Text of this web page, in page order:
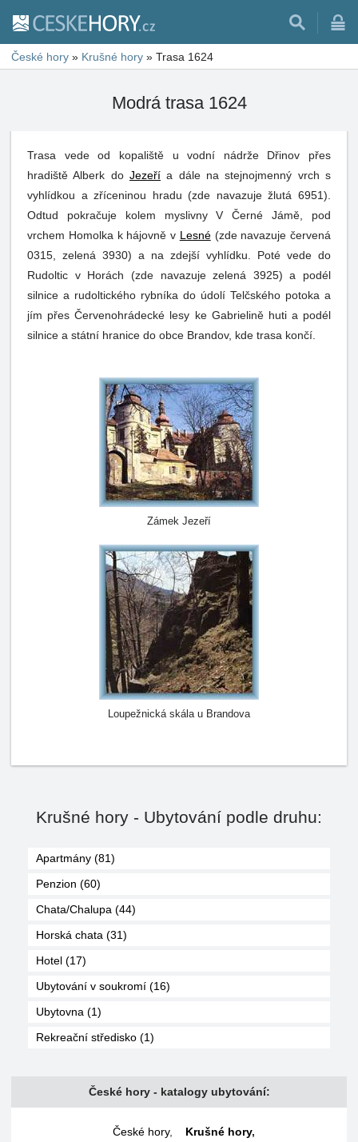
České hory » Krušné hory » Trasa 1624
Modrá trasa 1624
Trasa vede od kopaliště u vodní nádrže Dřinov přes
hradiště Alberk do Jezeří a dále na stejnojmenný vrch s
vyhlídkou a zříceninou hradu (zde navazuje žlutá 6951).
Odtud pokračuje kolem myslivny V Černé Jámě, pod
vrchem Homolka k hájovně v Lesné(zde navazuje červená
0315, zelená 3930) a na zdejší vyhlídku. Poté vede do
Rudoltic v Horách (zde navazuje zelená 3925) a podél
silnice a rudoltického rybníka do údolí Telčského potoka a
jím přes Červenohrádecké lesy ke Gabrielině huti a podél
silnice a státní hranice do obce Brandov, kde trasa končí.
Zámek Jezeří
Loupežnická skála u Brandova
Krušné hory - Ubytování podle druhu:
Apartmány (81)
Penzion (60)
Chata/Chalupa (44)
Horská chata (31)
Hotel (17)
Ubytování v soukromí (16)
Ubytovna (1)
Rekreační středisko (1)
České hory - katalogy ubytování:
České hory, Krušné hory,